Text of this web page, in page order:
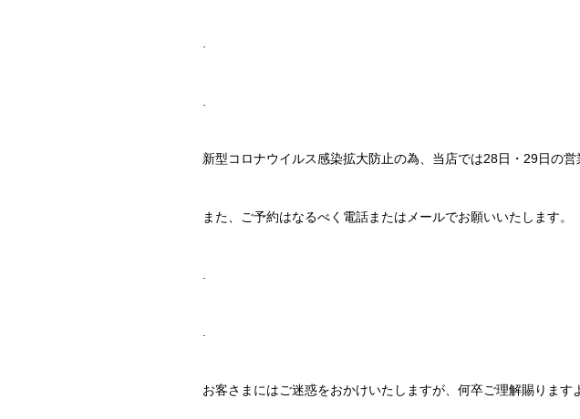
.
新型コロナウイルス感染拡大防止の為、当店では28日・29日の
また、ご予約はなるべく電話またはメールでお願いいたします。
.
お客さまにはご迷惑をおかけいたしますが、何卒ご理解賜ります